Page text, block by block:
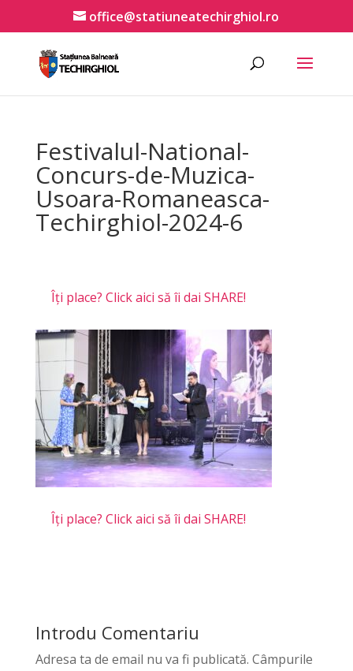
office@statiuneatechirghiol.ro
Festivalul-National-
Concurs-de-Muzica-
Usoara-Romaneasca-
Techirghiol-2024-6
Îți place? Click aici să îi dai SHARE!
Îți place? Click aici să îi dai SHARE!
Introdu Comentariu
Adresa ta de email nu va fi publicată. Câmpurile